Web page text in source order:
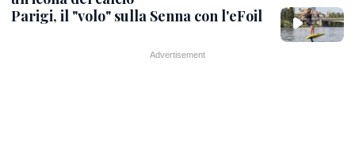
Parigi, il "volo" sulla Senna con l'eFoil